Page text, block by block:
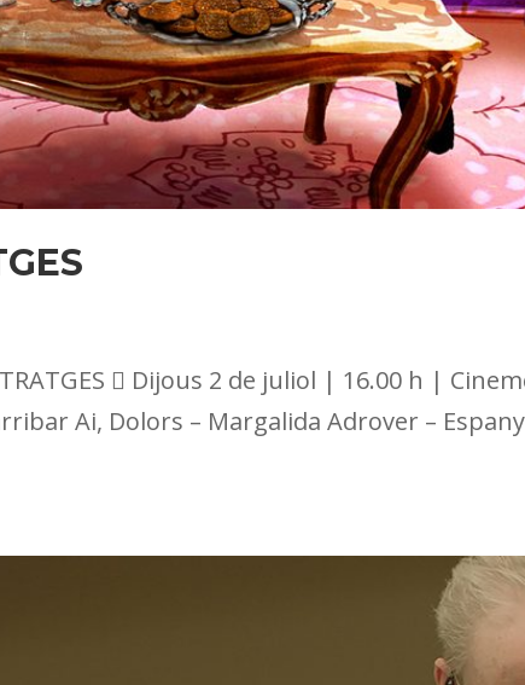
 Dijous 2 de juliol | 16.00 h |
Ai, Dolors – Margalida Adrover –